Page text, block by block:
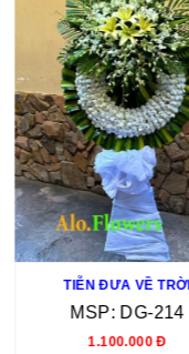
TIỄN ĐƯA VỀ TRỜI
MSP: DG-214
1.100.000 Đ